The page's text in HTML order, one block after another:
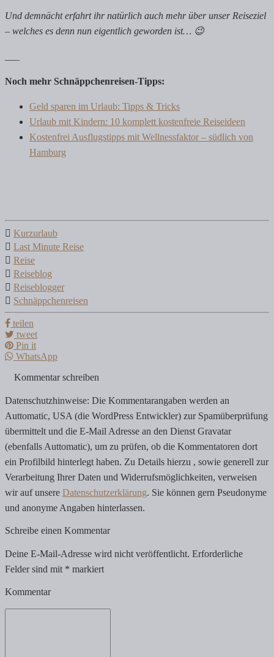
Und demnächt erfahrt ihr natürlich auch mehr über unser Reiseziel
– welches es denn nun eigentlich geworden ist… 😉
Noch mehr Schnäppchenreisen-Tipps:
Geld sparen im Urlaub: Tipps & Tricks
Urlaub mit Kindern: 10 komplett kostenfreie Reiseideen
Kostenfrei Ausflugstipps mit Wellnessfaktor – südlich von
Hamburg
Kurzurlaub
Last Minute Reise
Reise
Reiseblog
Reiseblogger
Schnäppchenreisen
teilen
tweet
Pin it
WhatsApp
Kommentar schreiben
Datenschutzhinweise: Die Kommentarangaben werden an
Auttomatic, USA (die WordPress Entwickler) zur Spamüberprüfung
übermittelt und die E-Mail Adresse an den Dienst Gravatar
(ebenfalls Auttomatic), um zu prüfen, ob die Kommentatoren dort
ein Profilbild hinterlegt haben. Zu Details hierzu , sowie generell zur
Verarbeitung Ihrer Daten und Widerrufsmöglichkeiten, verweisen
wir auf unsere Datenschutzerklärung. Sie können gern Pseudonyme
und anonyme Angaben hinterlassen.
Schreibe einen Kommentar
Deine E-Mail-Adresse wird nicht veröffentlicht. Erforderliche
Felder sind mit * markiert
Kommentar